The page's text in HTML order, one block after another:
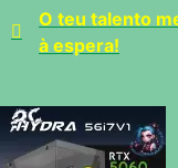
O teu talento
à espera!